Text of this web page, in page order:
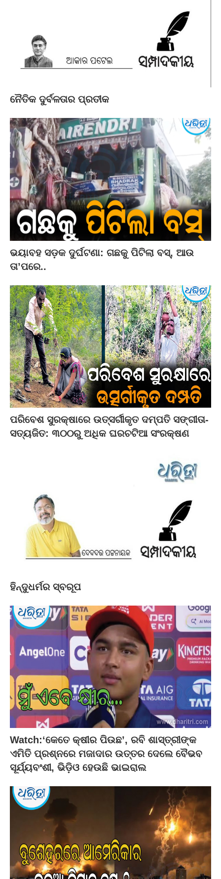
ନୈତିକ ଦୁର୍ବଳତାର ପ୍ରତୀକ
ଭୟାବହ ସଡ଼କ ଦୁର୍ଘଟଣା: ଗଛକୁ ପିଟିଲା ବସ୍‌, ଆଉ
ତା’ପରେ..
ପରିବେଶ ସୁରକ୍ଷାରେ ଉତ୍ସର୍ଗୀକୃତ ଦମ୍ପତି ସଙ୍ଗୀତା-
ସତ୍ୟଜିତ: ୩୦୦ରୁ ଅଧିକ ଘରଚଟିଆ ସଂରକ୍ଷଣ
ହିନ୍ଦୁଧର୍ମର ସ୍ବରୂପ
Watch:‘କେତେ କ୍ଷୀର ପିଉଛ’, ରବି ଶାସ୍ତ୍ରୀଙ୍କ
ଏମିତି ପ୍ରଶ୍ନରେ ମଜାଦାର ଉତ୍ତର ଦେଲେ ବୈଭବ
ସୂର୍ଯ୍ୟବଂଶୀ, ଭିଡ଼ିଓ ହେଉଛି ଭାଇରାଲ